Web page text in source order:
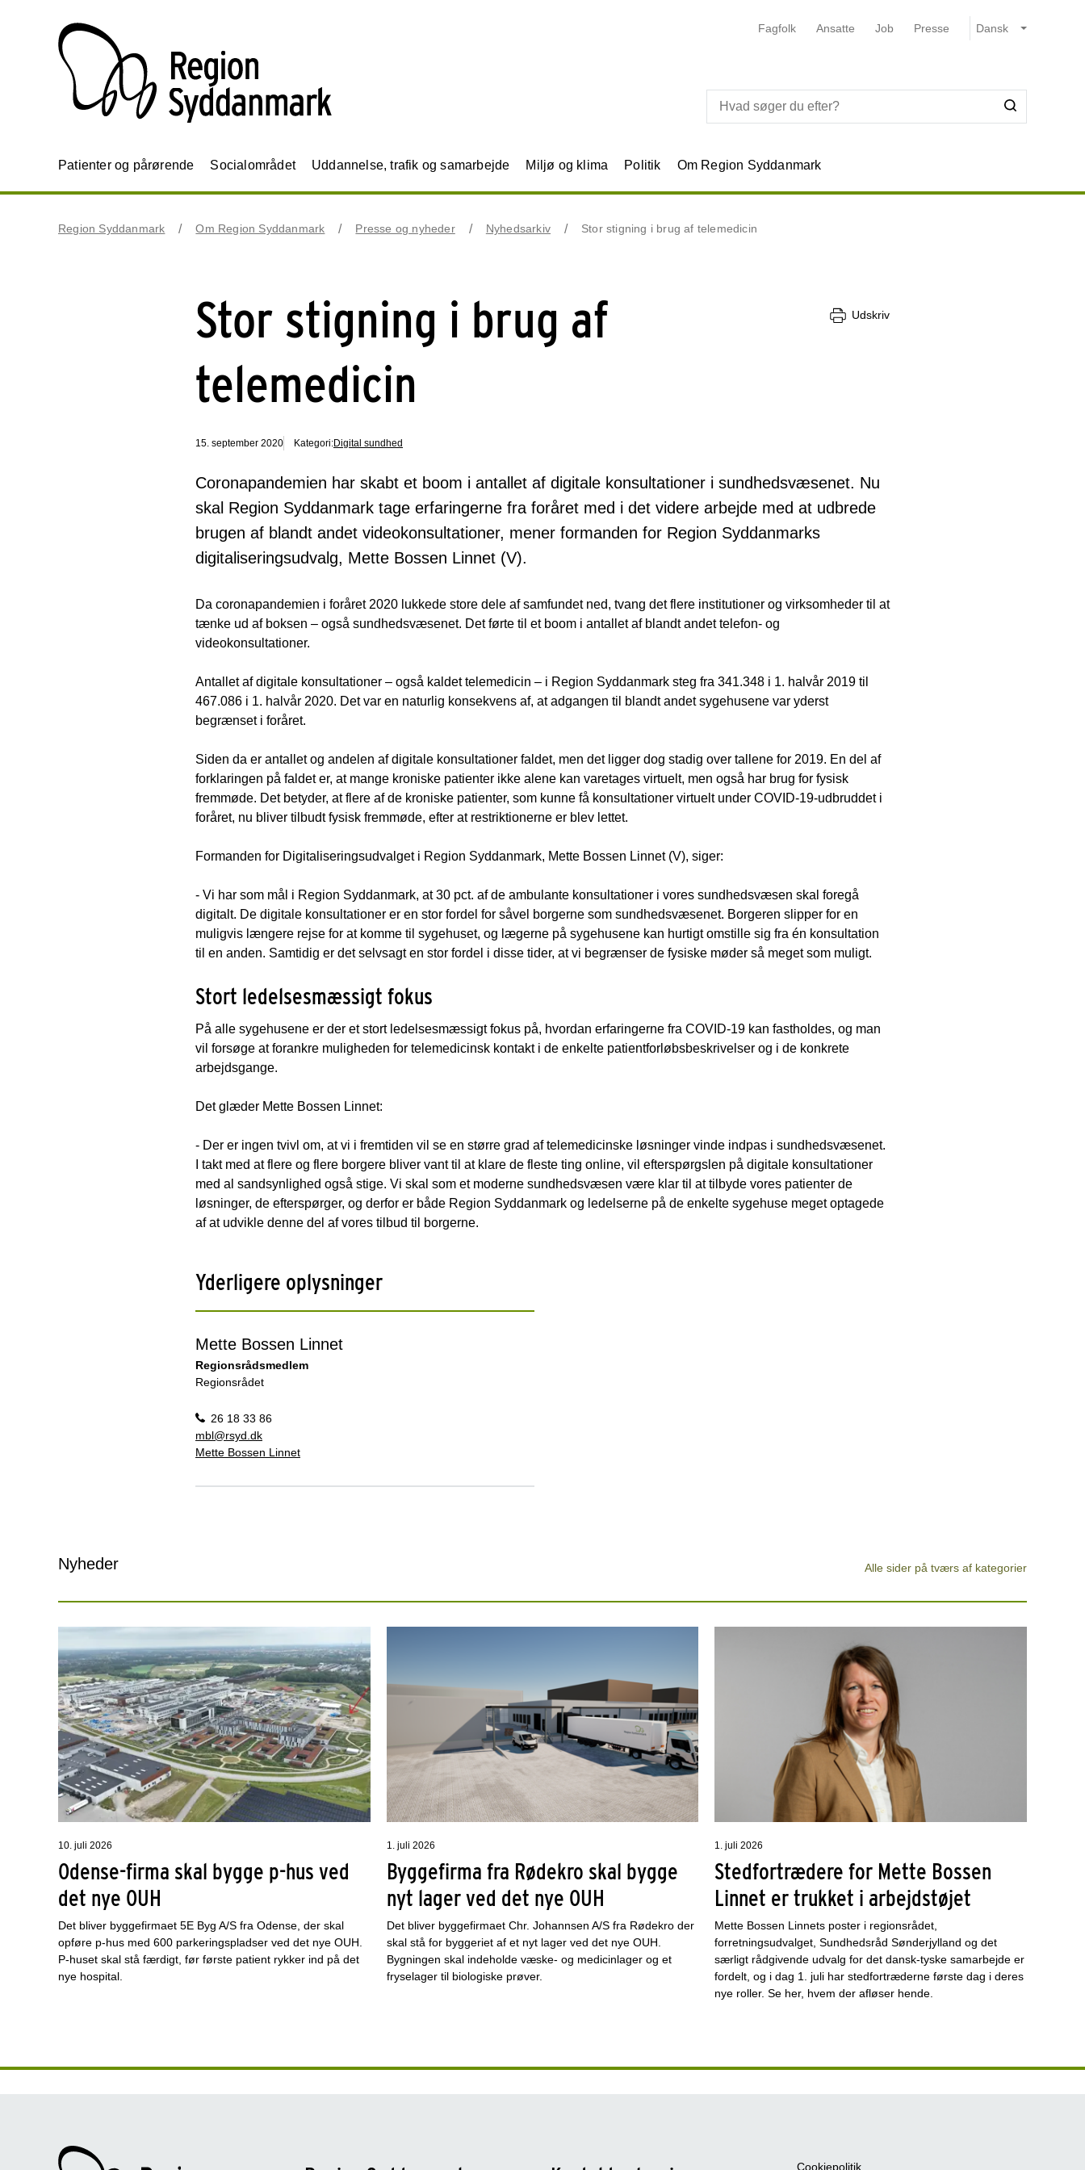
Fagfolk Ansatte Job Presse
Patienter og pårørende Socialområdet Uddannelse, trafik og samarbejde Miljø og klima Politik Om Region Syddanmark
Region Syddanmark Om Region Syddanmark Presse og nyheder Nyhedsarkiv Stor stigning i brug af telemedicin
Stor stigning i brug af
telemedicin
Udskriv
15. september 2020 Kategori:Digital sundhed
Coronapandemien har skabt et boom i antallet af digitale konsultationer i sundhedsvæsenet. Nu
skal Region Syddanmark tage erfaringerne fra foråret med i det videre arbejde med at udbrede
brugen af blandt andet videokonsultationer, mener formanden for Region Syddanmarks
digitaliseringsudvalg, Mette Bossen Linnet (V).
Da coronapandemien i foråret 2020 lukkede store dele af samfundet ned, tvang det flere institutioner og virksomheder til at
tænke ud af boksen – også sundhedsvæsenet. Det førte til et boom i antallet af blandt andet telefon- og
videokonsultationer.
Antallet af digitale konsultationer – også kaldet telemedicin – i Region Syddanmark steg fra 341.348 i 1. halvår 2019 til
467.086 i 1. halvår 2020. Det var en naturlig konsekvens af, at adgangen til blandt andet sygehusene var yderst
begrænset i foråret.
Siden da er antallet og andelen af digitale konsultationer faldet, men det ligger dog stadig over tallene for 2019. En del af
forklaringen på faldet er, at mange kroniske patienter ikke alene kan varetages virtuelt, men også har brug for fysisk
fremmøde. Det betyder, at flere af de kroniske patienter, som kunne få konsultationer virtuelt under COVID-19-udbruddet i
foråret, nu bliver tilbudt fysisk fremmøde, efter at restriktionerne er blev lettet.
Formanden for Digitaliseringsudvalget i Region Syddanmark, Mette Bossen Linnet (V), siger:
- Vi har som mål i Region Syddanmark, at 30 pct. af de ambulante konsultationer i vores sundhedsvæsen skal foregå
digitalt. De digitale konsultationer er en stor fordel for såvel borgerne som sundhedsvæsenet. Borgeren slipper for en
muligvis længere rejse for at komme til sygehuset, og lægerne på sygehusene kan hurtigt omstille sig fra én konsultation
til en anden. Samtidig er det selvsagt en stor fordel i disse tider, at vi begrænser de fysiske møder så meget som muligt.
Stort ledelsesmæssigt fokus
På alle sygehusene er der et stort ledelsesmæssigt fokus på, hvordan erfaringerne fra COVID-19 kan fastholdes, og man
vil forsøge at forankre muligheden for telemedicinsk kontakt i de enkelte patientforløbsbeskrivelser og i de konkrete
arbejdsgange.
Det glæder Mette Bossen Linnet:
- Der er ingen tvivl om, at vi i fremtiden vil se en større grad af telemedicinske løsninger vinde indpas i sundhedsvæsenet.
I takt med at flere og flere borgere bliver vant til at klare de fleste ting online, vil efterspørgslen på digitale konsultationer
med al sandsynlighed også stige. Vi skal som et moderne sundhedsvæsen være klar til at tilbyde vores patienter de
løsninger, de efterspørger, og derfor er både Region Syddanmark og ledelserne på de enkelte sygehuse meget optagede
af at udvikle denne del af vores tilbud til borgerne.
Yderligere oplysninger
Mette Bossen Linnet
Regionsrådsmedlem
Regionsrådet
26 18 33 86
mbl@rsyd.dk
Mette Bossen Linnet
Nyheder Alle sider på tværs af kategorier
10. juli 2026
Odense-firma skal bygge p-hus ved
det nye OUH
Det bliver byggefirmaet 5E Byg A/S fra Odense, der skal
opføre p-hus med 600 parkeringspladser ved det nye OUH.
P-huset skal stå færdigt, før første patient rykker ind på det
nye hospital.
1. juli 2026
Byggefirma fra Rødekro skal bygge
nyt lager ved det nye OUH
Det bliver byggefirmaet Chr. Johannsen A/S fra Rødekro der
skal stå for byggeriet af et nyt lager ved det nye OUH.
Bygningen skal indeholde væske- og medicinlager og et
fryselager til biologiske prøver.
1. juli 2026
Stedfortrædere for Mette Bossen
Linnet er trukket i arbejdstøjet
Mette Bossen Linnets poster i regionsrådet,
forretningsudvalget, Sundhedsråd Sønderjylland og det
særligt rådgivende udvalg for det dansk-tyske samarbejde er
fordelt, og i dag 1. juli har stedfortræderne første dag i deres
nye roller. Se her, hvem der afløser hende.
Cookiepolitik